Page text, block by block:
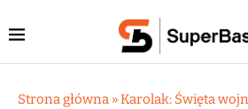
Strona główna »Karolak: Święta